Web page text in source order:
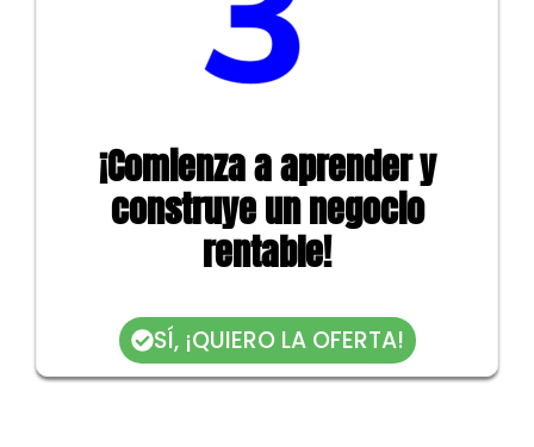
¡Comienza a aprender y
construye un negocio
rentable!
SÍ, ¡QUIERO LA OFERTA!